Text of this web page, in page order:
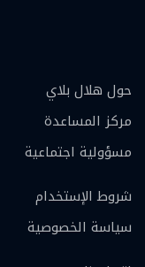
حول هلال بلاي
مركز المساعدة
مسؤولية اجتماعية
شروط الإستخدام
سياسة الخصوصية